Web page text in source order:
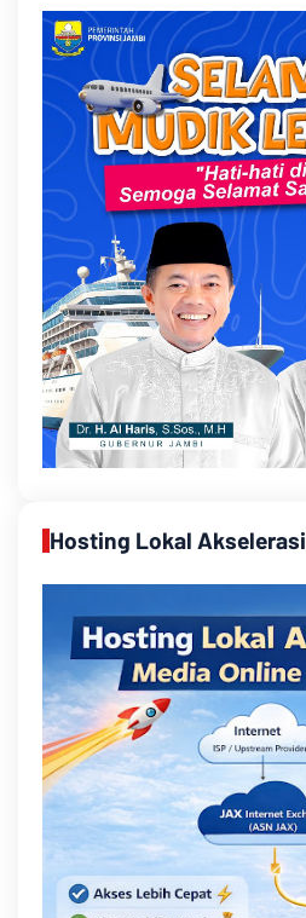
Hosting Lokal Akselerasi